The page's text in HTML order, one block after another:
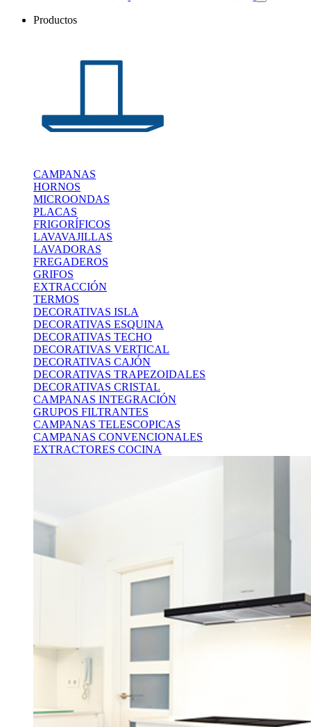
Productos
CAMPANAS
HORNOS
MICROONDAS
PLACAS
FRIGORÍFICOS
LAVAVAJILLAS
LAVADORAS
FREGADEROS
GRIFOS
EXTRACCIÓN
TERMOS
DECORATIVAS ISLA
DECORATIVAS ESQUINA
DECORATIVAS TECHO
DECORATIVAS VERTICAL
DECORATIVAS CAJÓN
DECORATIVAS TRAPEZOIDALES
DECORATIVAS CRISTAL
CAMPANAS INTEGRACIÓN
GRUPOS FILTRANTES
CAMPANAS TELESCOPICAS
CAMPANAS CONVENCIONALES
EXTRACTORES COCINA